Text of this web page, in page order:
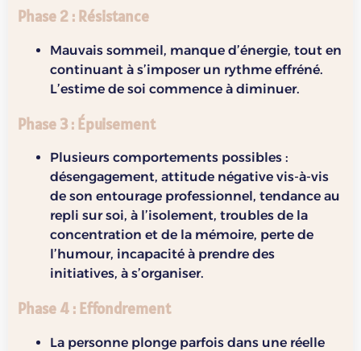
Phase 2 : Résistance
Mauvais sommeil, manque d’énergie, tout en
continuant à s’imposer un rythme effréné.
L’estime de soi commence à diminuer.
Phase 3 : Épuisement
Plusieurs comportements possibles :
désengagement, attitude négative vis-à-vis
de son entourage professionnel, tendance au
repli sur soi, à l’isolement, troubles de la
concentration et de la mémoire, perte de
l’humour, incapacité à prendre des
initiatives, à s’organiser.
Phase 4 : Effondrement
La personne plonge parfois dans une réelle